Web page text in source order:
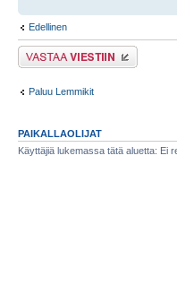
Edellinen
Lähetä vastaus
Paluu Lemmikit
PAIKALLAOLIJAT
Käyttäjiä lukemassa tätä aluetta: Ei